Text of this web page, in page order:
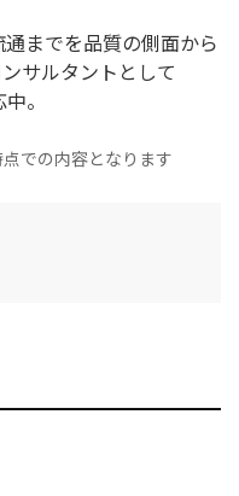
までを品質の側面から
サルタントとして
。
での内容となります